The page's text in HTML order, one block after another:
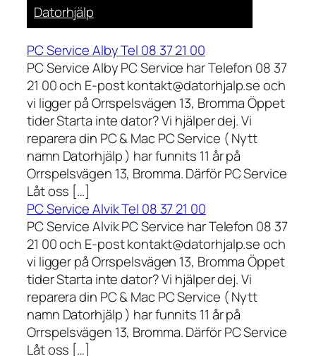
Datorhjälp
PC Service Alby Tel 08 37 21 00
PC Service Alby PC Service har Telefon 08 37
21 00 och E-post kontakt@datorhjalp.se och
vi ligger på Orrspelsvägen 13, Bromma Öppet
tider Starta inte dator? Vi hjälper dej. Vi
reparera din PC & Mac PC Service ( Nytt
namn Datorhjälp ) har funnits 11 år på
Orrspelsvägen 13, Bromma. Därför PC Service
Låt oss […]
PC Service Alvik Tel 08 37 21 00
PC Service Alvik PC Service har Telefon 08 37
21 00 och E-post kontakt@datorhjalp.se och
vi ligger på Orrspelsvägen 13, Bromma Öppet
tider Starta inte dator? Vi hjälper dej. Vi
reparera din PC & Mac PC Service ( Nytt
namn Datorhjälp ) har funnits 11 år på
Orrspelsvägen 13, Bromma. Därför PC Service
Låt oss […]